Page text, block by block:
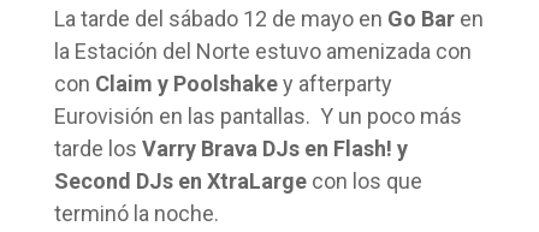
La tarde del sábado 12 de mayo en Go Baren
la Estación del Norte estuvo amenizada con
con Claim y Poolshakey afterparty
Eurovisión en las pantallas. Y un poco más
tarde los Varry Brava DJs en Flash! y
Second DJs en XtraLargecon los que
terminó la noche.